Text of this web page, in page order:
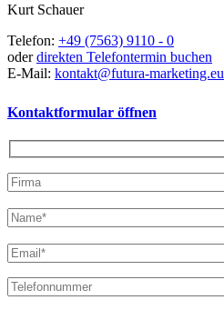
Kurt Schauer
Telefon: +49 (7563) 9110 - 0
oderdirekten Telefontermin buchen
E-Mail: kontakt@futura-marketing.eu
Kontaktformular öffnen
Bitte
lasse
dieses
Feld
leer.
lasse
Feld
leer.